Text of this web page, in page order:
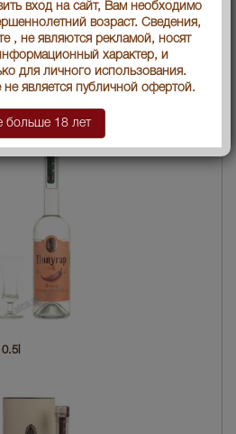
вход на сайт, Вам необходимо
возраст. Сведения,
, не являются рекламой, носят
характер, и
для личного использования.
является публичной офертой.
Мне больше 18 лет